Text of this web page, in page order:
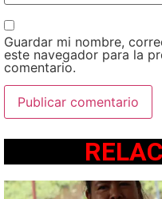
Guardar mi nombre,
este navegador para la
comentario.